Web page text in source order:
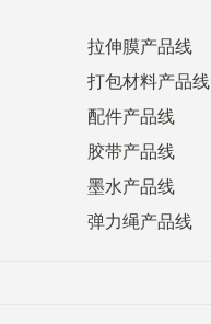
拉伸膜产品线
打包材料产品线
配件产品线
胶带产品线
墨水产品线
弹力绳产品线